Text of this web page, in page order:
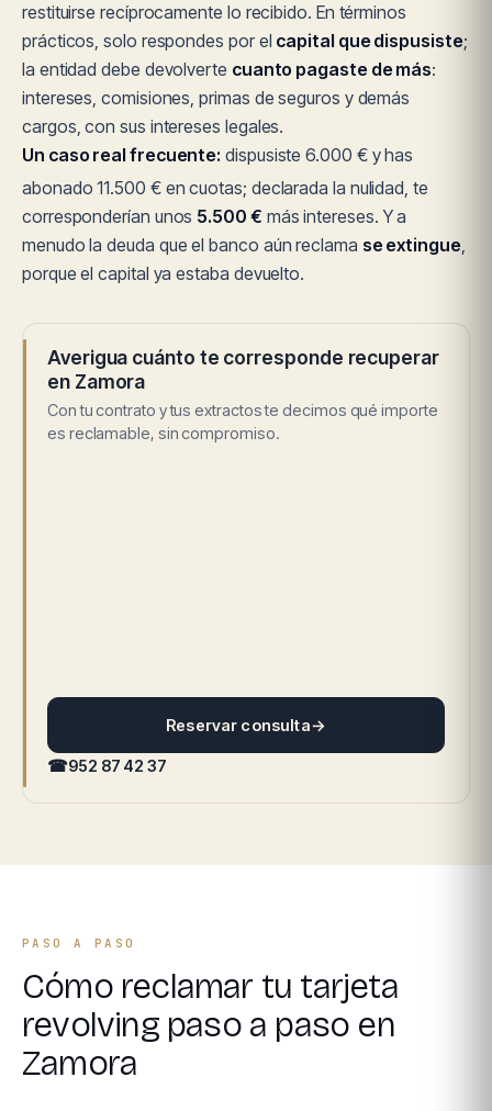
restituirse recíprocamente lo recibido. En términos
prácticos, solo respondes por el capital que dispusiste;
la entidad debe devolverte cuanto pagaste de más:
intereses, comisiones, primas de seguros y demás
cargos, con sus intereses legales.
Un caso real frecuente: dispusiste 6.000 € y has
abonado 11.500 € en cuotas; declarada la nulidad, te
corresponderían unos 5.500 € más intereses. Y a
menudo la deuda que el banco aún reclama se extingue,
porque el capital ya estaba devuelto.
Averigua cuánto te corresponde recuperar
en Zamora
Con tu contrato y tus extractos te decimos qué importe
es reclamable, sin compromiso.
Reservar consulta→
☎952 87 42 37
PASO A PASO
Cómo reclamar tu tarjeta
revolving paso a paso en
Zamora